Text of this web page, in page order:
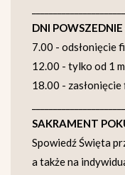
DNI
7.00 - odsłonięcie
12.00 - tylko od 1
18.00 -
SAKRAMENT
Spowiedź Święta
a także na